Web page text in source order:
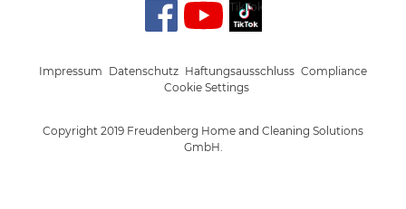
Copyright 2019 Freudenberg Home and Cleaning Solutions
GmbH.
Impressum Datenschutz Haftungsausschluss Compliance
Cookie Settings
TikTok